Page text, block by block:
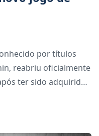
por títulos
reabriu oficialmente
ter sido adquirido